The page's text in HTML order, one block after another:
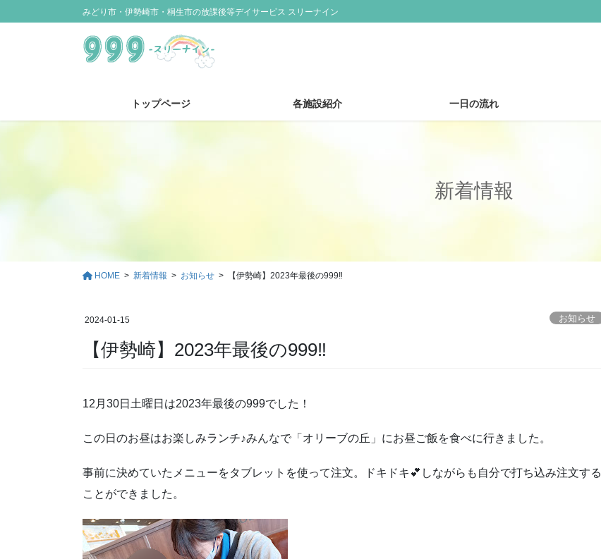
ン
ビ
みどり市・伊勢崎市・桐生市の放課後等デイサービス スリーナイン
トップページ 各施設紹介 一日の流れ
新着情報
HOME 新着情報 お知らせ 【伊勢崎】2023年最後の999‼
2024-01-15 お知らせ
【伊勢崎】2023年最後の999‼
12月30日土曜日は2023年最後の999でした！
この日のお昼はお楽しみランチ♪みんなで「オリーブの丘」にお昼ご飯を食べに行きました。
事前に決めていたメニューをタブレットを使って注文。ドキドキ💕しながらも自分で打ち込み注文する
ことができました。